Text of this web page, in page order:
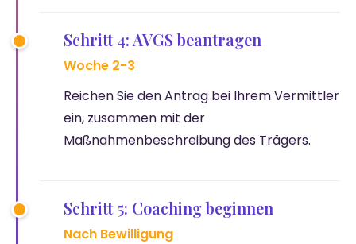
Schritt 4: AVGS beantragen
Woche 2-3
Reichen Sie den Antrag bei Ihrem Vermittler
ein, zusammen mit der
Maßnahmenbeschreibung des Trägers.
Schritt 5: Coaching beginnen
Nach Bewilligung